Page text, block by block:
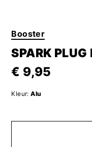
Booster
SPARK
€ 9,95
Kleur: Alu